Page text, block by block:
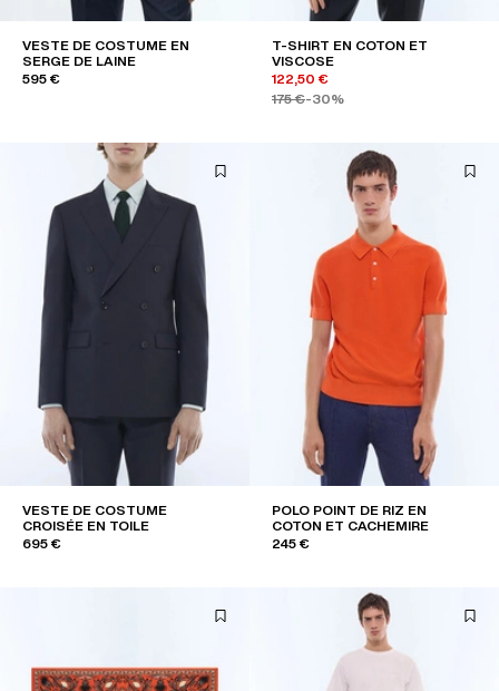
VESTE DE COSTUME EN
SERGE DE LAINE
595 €
T-SHIRT EN COTON ET
VISCOSE
122,50 €
175 €-30%
VESTE DE COSTUME
CROISÉE EN TOILE
695 €
POLO POINT DE RIZ EN
COTON ET CACHEMIRE
245 €